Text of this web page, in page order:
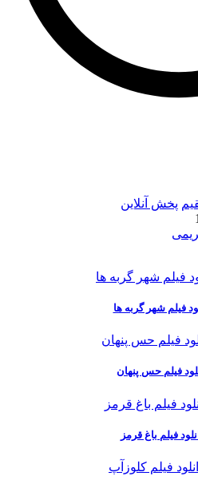
پخش آنلاین
فيلم شهر گربه ها
فیلم حس پنهان
فیلم باغ قرمز